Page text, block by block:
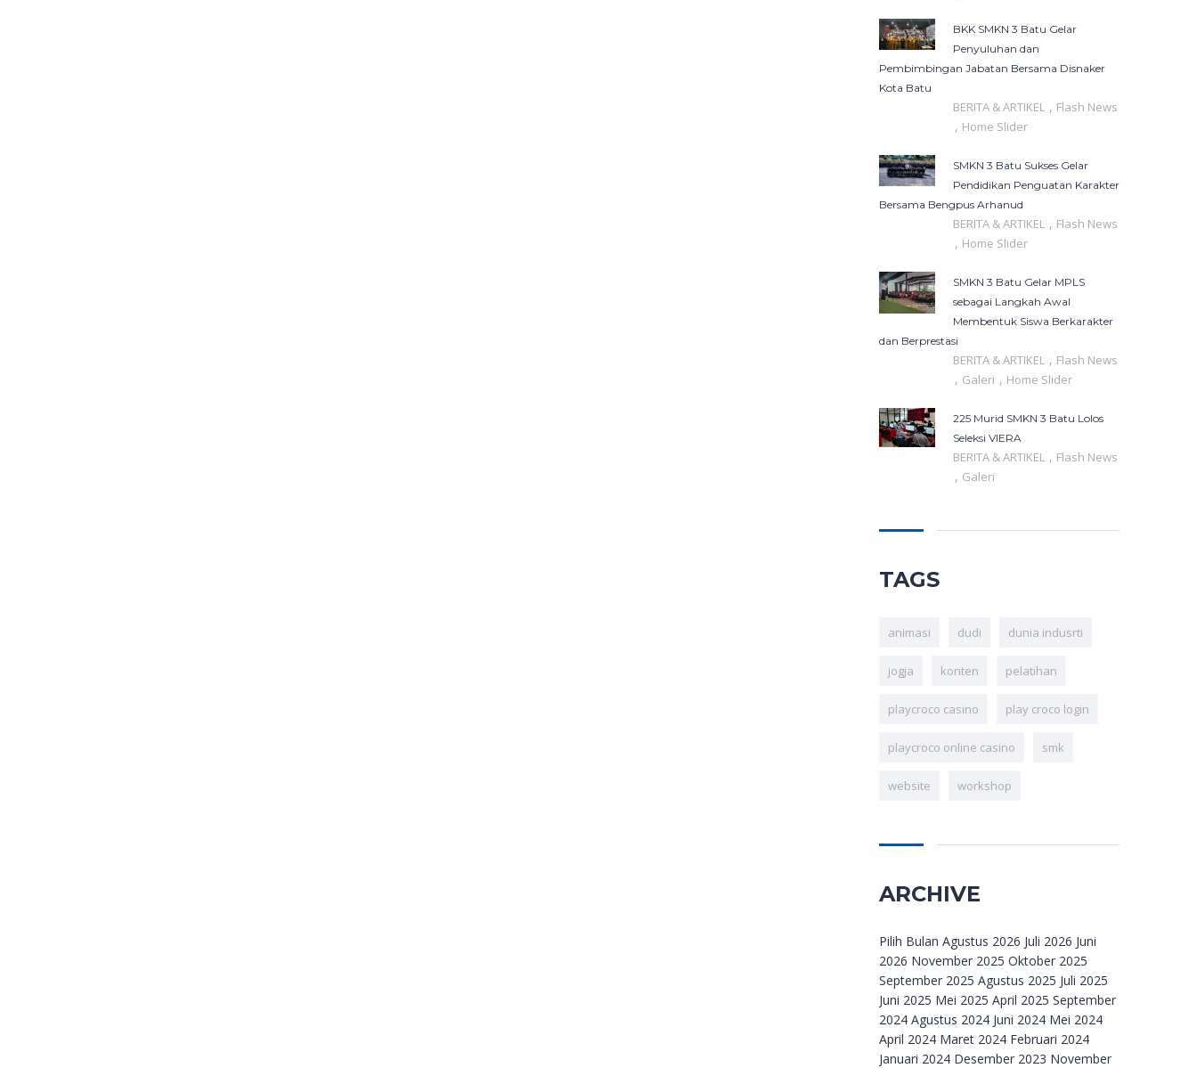
BKK SMKN 3 Batu Gelar
Penyuluhan dan
Pembimbingan Jabatan Bersama Disnaker
Kota Batu
BERITA & ARTIKEL , Flash News
, Home Slider
SMKN 3 Batu Sukses Gelar
Pendidikan Penguatan Karakter
Bersama Bengpus Arhanud
BERITA & ARTIKEL , Flash News
, Home Slider
SMKN 3 Batu Gelar MPLS
sebagai Langkah Awal
Membentuk Siswa Berkarakter
dan Berprestasi
BERITA & ARTIKEL , Flash News
, Galeri , Home Slider
225 Murid SMKN 3 Batu Lolos
Seleksi VIERA
BERITA & ARTIKEL , Flash News
, Galeri
TAGS
animasi dudi dunia indusrti
jogja konten pelatihan
playcroco casino play croco login
playcroco online casino smk
website workshop
ARCHIVE
Archive
Pilih Bulan Agustus 2026 Juli 2026 Juni
2026 November 2025 Oktober 2025
September 2025 Agustus 2025 Juli 2025
Juni 2025 Mei 2025 April 2025 September
2024 Agustus 2024 Juni 2024 Mei 2024
April 2024 Maret 2024 Februari 2024
Januari 2024 Desember 2023 November